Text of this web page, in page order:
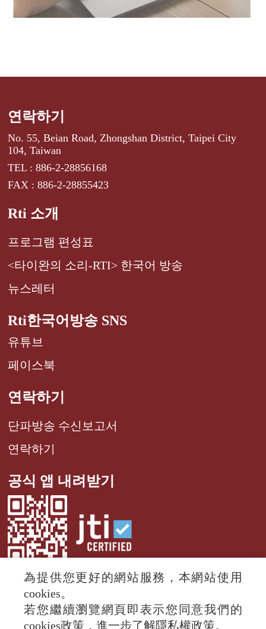
연락하기
No. 55, Beian Road, Zhongshan District, Taipei City
104, Taiwan
TEL : 886-2-28856168
FAX : 886-2-28855423
Rti 소개
프로그램 편성표
<타이완의 소리-RTI> 한국어 방송
뉴스레터
Rti한국어방송 SNS
유튜브
페이스북
연락하기
단파방송 수신보고서
연락하기
공식 앱 내려받기
© 2024 RTI (Radio Taiwan International).
All rights reserved.
為提供您更好的網站服務，本網站使用
cookies。
若您繼續瀏覽網頁即表示您同意我們的
cookies政策，進一步了解隱私權政策。